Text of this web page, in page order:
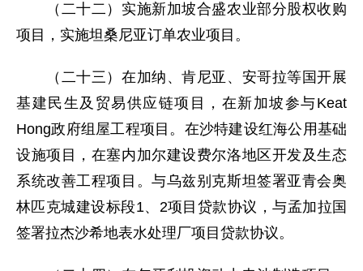
（二十二）实施新加坡合盛农业部分股权收购
项目，实施坦桑尼亚订单农业项目。
（二十三）在加纳、肯尼亚、安哥拉等国开展
基建民生及贸易供应链项目，在新加坡参与Keat
Hong政府组屋工程项目。在沙特建设红海公用基础
设施项目，在塞内加尔建设费尔洛地区开发及生态
系统改善工程项目。与乌兹别克斯坦签署亚青会奥
林匹克城建设标段1、2项目贷款协议，与孟加拉国
签署拉杰沙希地表水处理厂项目贷款协议。